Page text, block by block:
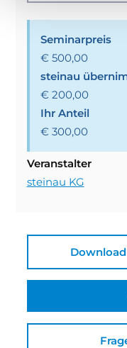
Seminarpreis
€ 500,00
steinau
€ 200,00
Ihr Anteil
€ 300,00
Veranstalter
steinau KG